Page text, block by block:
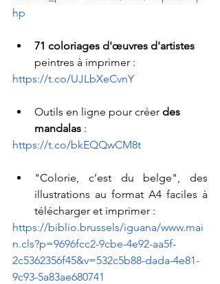
hp
71 coloriages d'œuvres d'artistes
peintres à imprimer :
https://t.co/UJLbXeCvnY
Outils en ligne pour créer des
mandalas :
https://t.co/bkEQQwCM8t
"Colorie, c’est du belge
illustrations au format A4 faciles à
télécharger et imprimer :
https://biblio.brussels/iguana/www.mai
n.cls?p=9696fcc2-9cbe-4e92-aa5f-
2c5362356f45&v=532c5b88-dada-4e81-
9c93-5a83ae680741